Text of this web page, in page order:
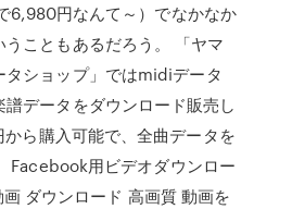
6,980円なんて～）でなかなか
こともあるだろう。 「ヤマ
タショップ」ではmidiデータ
データをダウンロード販売し
から購入可能で、全曲データを
Facebook用ビデオダウンロー
ダウンロード 高画質 動画を